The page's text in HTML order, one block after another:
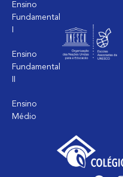
Ensino
Fundamental
Ensino
Fundamental
Ensino
Médio